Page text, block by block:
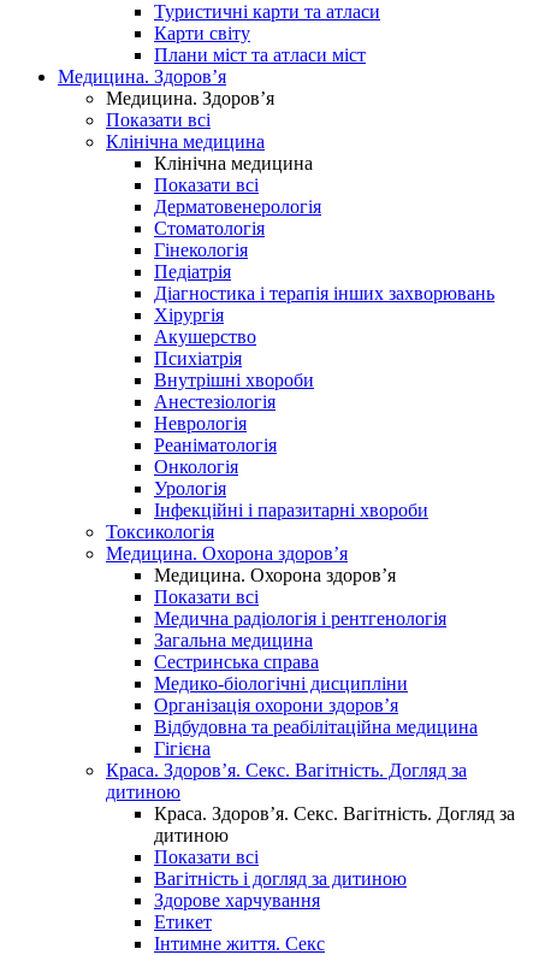
Туристичні карти та атласи
Карти світу
Плани міст та атласи міст
Медицина. Здоров’я
Медицина. Здоров’я
Показати всі
Клінічна медицина
Клінічна медицина
Показати всі
Дерматовенерологія
Стоматологія
Гінекологія
Педіатрія
Діагностика і терапія інших захворювань
Хірургія
Акушерство
Психіатрія
Внутрішні хвороби
Анестезіологія
Неврологія
Реаніматологія
Онкологія
Урологія
Інфекційні і паразитарні хвороби
Токсикологія
Медицина. Охорона здоров’я
Медицина. Охорона здоров’я
Показати всі
Медична радіологія і рентгенологія
Загальна медицина
Сестринська справа
Медико-біологічні дисципліни
Організація охорони здоров’я
Відбудовна та реабілітаційна медицина
Гігієна
Краса. Здоров’я. Секс. Вагітність. Догляд за
дитиною
Краса. Здоров’я. Секс. Вагітність. Догляд за
дитиною
Показати всі
Вагітність і догляд за дитиною
Здорове харчування
Етикет
Інтимне життя. Секс